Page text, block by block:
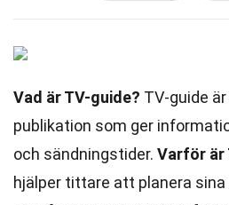
Vad är TV-guide? TV-guide
publikation som ger
och sändningstider. Varför är
hjälper tittare att planera